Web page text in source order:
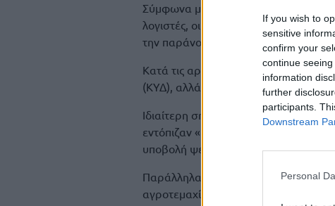
If you wish to
sensitive
confirm your
continue
information
further
participants.
Downstream
Personal
Σύμφωνα με τη δικογραφία,
λογιστές, οι οποίοι αξιοποιούσαν
την παράνομη δράση.
Κατά τις αρχές, στρατολογούσαν
(ΚΥΔ), αλλά και πρόσωπα που
Ιδιαίτερη σημασία αποδίδεται στον
εντόπιζαν «ελεύθερες» εκτάσεις και
υποβολή ψευδών δηλώσεων.
Παράλληλα, 17 μέλη της οργάνωσης
αγροτεμαχίων που δεν κατείχαν